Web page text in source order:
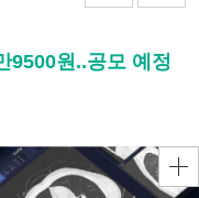
9500원..공모 예정